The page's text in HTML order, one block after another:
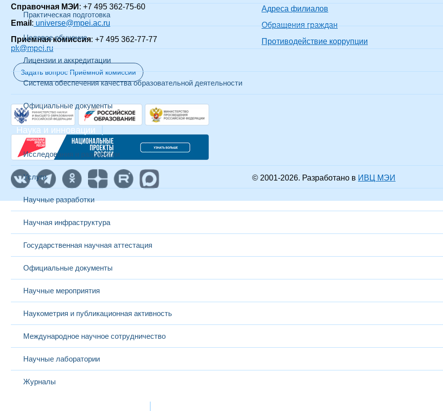
Практическая подготовка
Целевое обучение
Лицензии и аккредитации
Система обеспечения качества образовательной деятельности
Официальные документы
Наука и инновации
Исследования и разработки
Услуги
Научные разработки
Научная инфраструктура
Государственная научная аттестация
Официальные документы
Научные мероприятия
Наукометрия и публикационная активность
Международное научное сотрудничество
Научные лаборатории
Журналы
Справочная МЭИ : +7 495 362-75-60
Email : universe@mpei.ac.ru
Приемная комиссия: +7 495 362-77-77
pk@mpei.ru
Задать вопрос Приёмной комиссии
Адреса филиалов
Обращения граждан
Противодействие коррупции
© 2001-2026. Разработано в ИВЦ МЭИ